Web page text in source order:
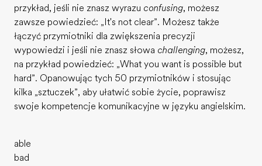
przykład, jeśli nie znasz wyrazu confusing, możesz
zawsze powiedzieć: „It's not clear”. Możesz także
łączyć przymiotniki dla zwiększenia precyzji
wypowiedzi i jeśli nie znasz słowa challenging, możesz,
na przykład powiedzieć: „What you want is possible but
hard”. Opanowując tych 50 przymiotników i stosując
kilka „sztuczek”, aby ułatwić sobie życie, poprawisz
swoje kompetencje komunikacyjne w języku angielskim.
able
bad